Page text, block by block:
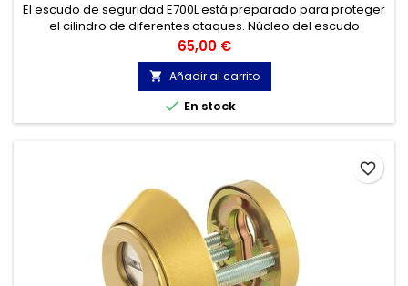
El escudo de seguridad E700L está preparado para proteger
el cilindro de diferentes ataques. Núcleo del escudo
compuesto por 2 placas de acero laminado de 2 mm de
espesor.
Precio
65,00 €
 Añadir al carrito
 En stock
favorite_border